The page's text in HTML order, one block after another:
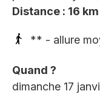
Distance : 16 km
** - allure
Quand ?
dimanche 17